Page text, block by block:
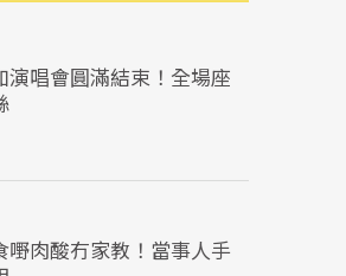
唱會圓滿結束！全場座
嘢肉酸冇家教！當事人手